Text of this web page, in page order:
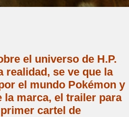
el universo de H.P.
realidad, se ve que la
el mundo Pokémon y
la marca, el trailer para
cartel de